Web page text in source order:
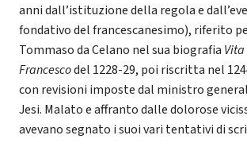
anni dall’istituzione della regola e
fondativo del francescanesimo), riferito
Tommaso da Celano nel sua biografia
Francescodel 1228-29, poi riscritta nel
con revisioni imposte dal ministro
Jesi. Malato e affranto dalle dolorose
avevano segnato i suoi vari tentativi di